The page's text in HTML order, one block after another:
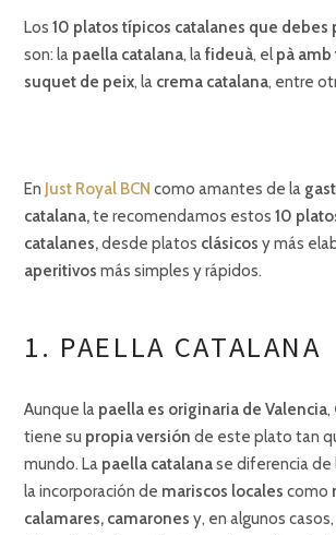
Los 10 platos típicos catalanes que debes
son: la paella catalana, lafideuà, elpà
suquet de peix, la crema catalana, entre
En Just Royal BCN como amantes de la
catalana,te recomendamos estos 10
catalanes,desde platos clásicos y más
aperitivos más simples y rápidos.
1. PAELLA CATALANA
Aunque la paella es originaria de Valencia,
tiene su propia versión de este plato tan
mundo. La paella catalanase diferencia de
la incorporación de mariscos locales como
calamares, camarones y, en algunos casos,